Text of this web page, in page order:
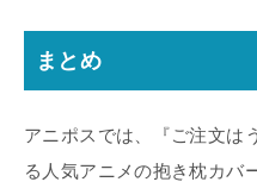
まとめ
アニポスでは、『ご注文は
る人気アニメの抱き枕カバ